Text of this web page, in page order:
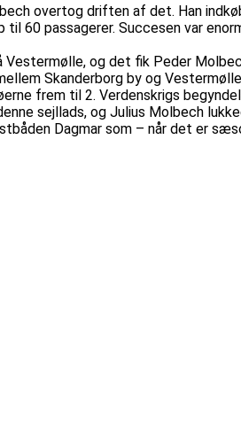
overtog driften af det. Han
60 passagerer. Succesen var
Vestermølle, og det fik Peder
Skanderborg by og
frem til 2. Verdenskrigs
sejllads, og Julius Molbech
Dagmar som – når det er